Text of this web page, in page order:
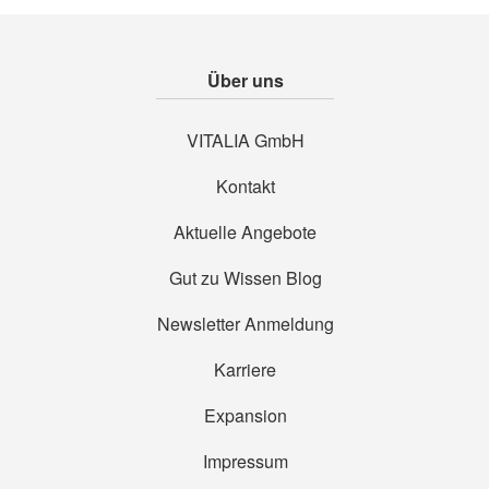
Über uns
VITALIA GmbH
Kontakt
Aktuelle Angebote
Gut zu Wissen Blog
Newsletter Anmeldung
Karriere
Expansion
Impressum